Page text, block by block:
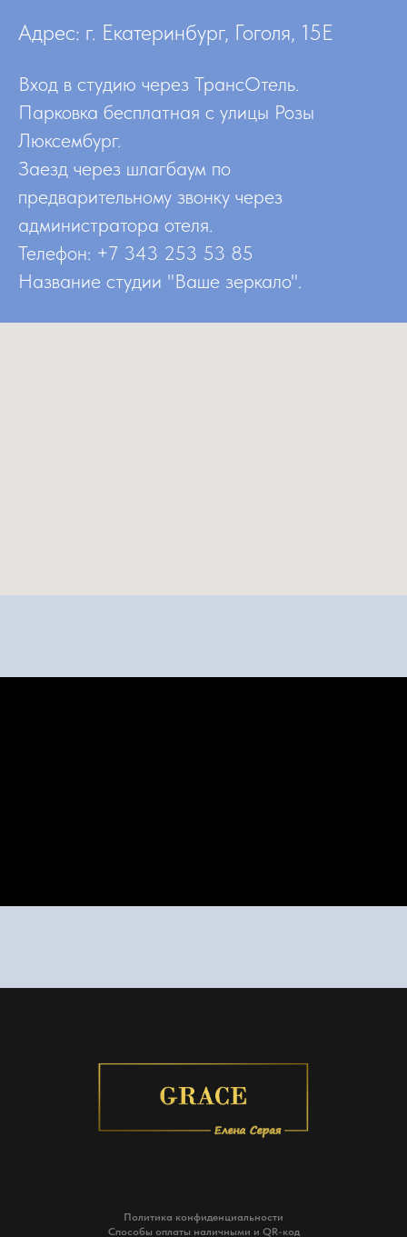
Адрес: г. Екатеринбург, Гоголя, 15Е
Вход в студию через ТрансОтель.
Парковка бесплатная с улицы Розы
Люксембург.
Заезд через шлагбаум по
предварительному звонку через
администратора отеля.
Телефон: +7 343 253 53 85
Название студии "Ваше зеркало".
Политика конфиденциальности
Способы оплаты наличными и QR-код